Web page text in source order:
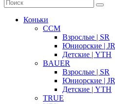
Коньки
CCM
Взрослые | SR
Юниорские | JR
Детские | YTH
BAUER
Взрослые | SR
Юниорские | JR
Детские | YTH
TRUE